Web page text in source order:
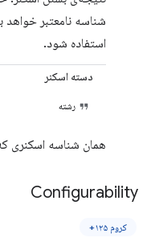
شناسه نامعتبر خواهد
استفاده شود.
دسته اسکنر
رشته
همان شناسه اسکنری
Configurability
کروم ۱۲۵+